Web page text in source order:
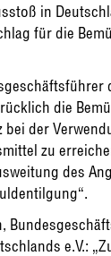
in
für die
die
bei der
zu
des
e.V.: